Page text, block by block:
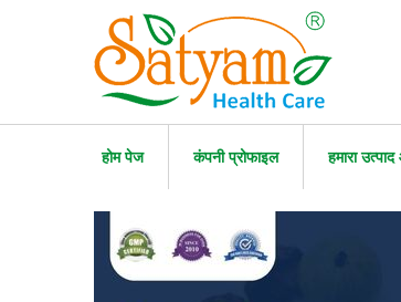
होम पेज कंपनी प्रोफाइल हमारा